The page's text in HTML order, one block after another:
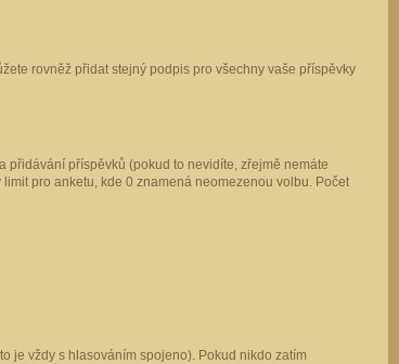
rovněž přidat stejný podpis pro všechny vaše příspěvky
přidávání příspěvků (pokud to nevidíte, zřejmě nemáte
pro anketu, kde 0 znamená neomezenou volbu. Počet
je vždy s hlasováním spojeno). Pokud nikdo zatím